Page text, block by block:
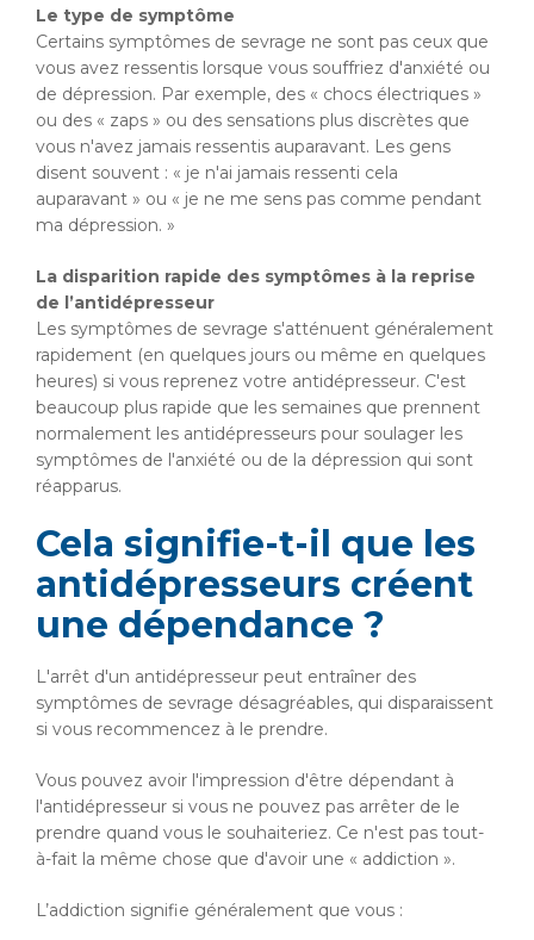
Le type de symptôme
Certains symptômes de sevrage ne sont pas ceux que
vous avez ressentis lorsque vous souffriez d'anxiété ou
de dépression. Par exemple, des « chocs électriques »
ou des « zaps » ou des sensations plus discrètes que
vous n'avez jamais ressentis auparavant. Les gens
disent souvent : « je n'ai jamais ressenti cela
auparavant » ou « je ne me sens pas comme pendant
ma dépression. »
La disparition rapide des symptômes à la reprise
de l’antidépresseur
Les symptômes de sevrage s'atténuent généralement
rapidement (en quelques jours ou même en quelques
heures) si vous reprenez votre antidépresseur. C'est
beaucoup plus rapide que les semaines que prennent
normalement les antidépresseurs pour soulager les
symptômes de l'anxiété ou de la dépression qui sont
réapparus.
Cela signifie-t-il que les
antidépresseurs créent
une dépendance ?
L'arrêt d'un antidépresseur peut entraîner des
symptômes de sevrage désagréables, qui disparaissent
si vous recommencez à le prendre.
Vous pouvez avoir l'impression d'être dépendant à
l'antidépresseur si vous ne pouvez pas arrêter de le
prendre quand vous le souhaiteriez. Ce n'est pas tout-
à-fait la même chose que d'avoir une « addiction ».
L’addiction signifie généralement que vous :